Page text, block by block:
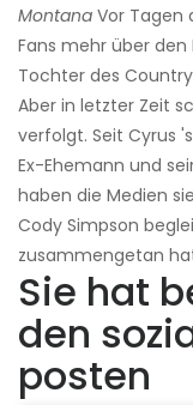
Montana Vor Tagen
Fans mehr über
Tochter des
Aber in letzter Zeit
verfolgt. Seit Cyrus
Ex-Ehemann und
haben die Medien
Cody Simpson
zusammengetan
Sie hat
den
posten